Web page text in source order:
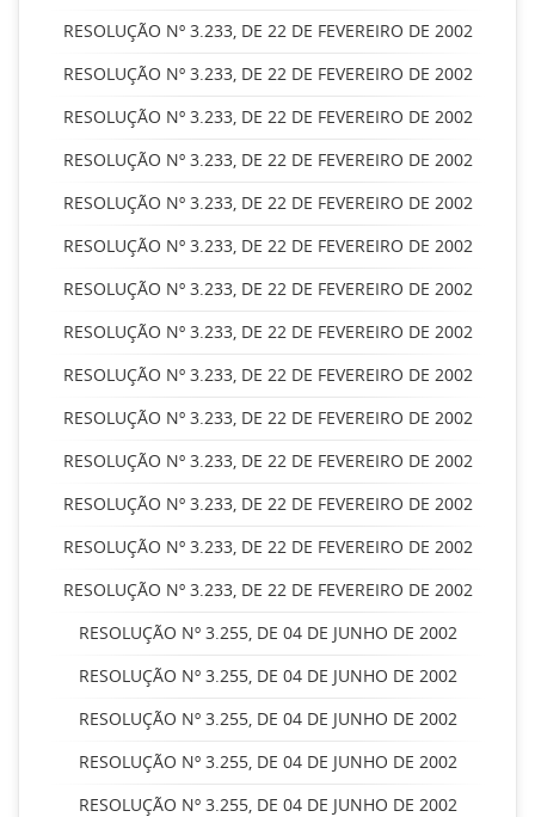
RESOLUÇÃO Nº 3.233, DE 22 DE FEVEREIRO DE 2002
RESOLUÇÃO Nº 3.233, DE 22 DE FEVEREIRO DE 2002
RESOLUÇÃO Nº 3.233, DE 22 DE FEVEREIRO DE 2002
RESOLUÇÃO Nº 3.233, DE 22 DE FEVEREIRO DE 2002
RESOLUÇÃO Nº 3.233, DE 22 DE FEVEREIRO DE 2002
RESOLUÇÃO Nº 3.233, DE 22 DE FEVEREIRO DE 2002
RESOLUÇÃO Nº 3.233, DE 22 DE FEVEREIRO DE 2002
RESOLUÇÃO Nº 3.233, DE 22 DE FEVEREIRO DE 2002
RESOLUÇÃO Nº 3.233, DE 22 DE FEVEREIRO DE 2002
RESOLUÇÃO Nº 3.233, DE 22 DE FEVEREIRO DE 2002
RESOLUÇÃO Nº 3.233, DE 22 DE FEVEREIRO DE 2002
RESOLUÇÃO Nº 3.233, DE 22 DE FEVEREIRO DE 2002
RESOLUÇÃO Nº 3.233, DE 22 DE FEVEREIRO DE 2002
RESOLUÇÃO Nº 3.233, DE 22 DE FEVEREIRO DE 2002
RESOLUÇÃO Nº 3.255, DE 04 DE JUNHO DE 2002
RESOLUÇÃO Nº 3.255, DE 04 DE JUNHO DE 2002
RESOLUÇÃO Nº 3.255, DE 04 DE JUNHO DE 2002
RESOLUÇÃO Nº 3.255, DE 04 DE JUNHO DE 2002
RESOLUÇÃO Nº 3.255, DE 04 DE JUNHO DE 2002